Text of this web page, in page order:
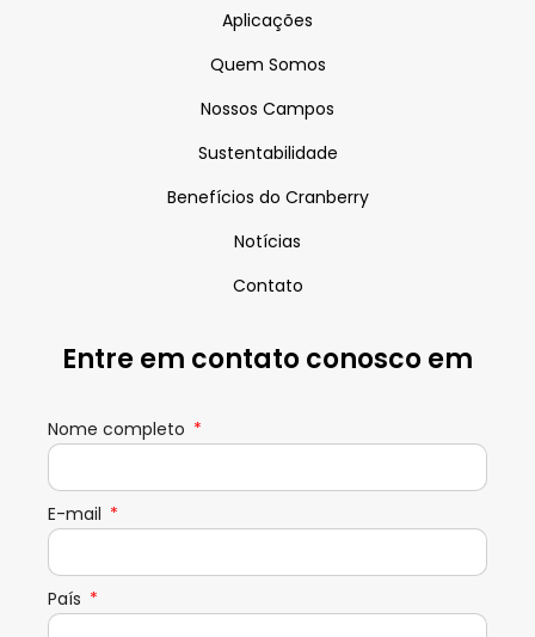
Aplicações
Quem Somos
Nossos Campos
Sustentabilidade
Benefícios do Cranberry
Notícias
Contato
Entre em contato conosco em
Nome completo
E-mail
País